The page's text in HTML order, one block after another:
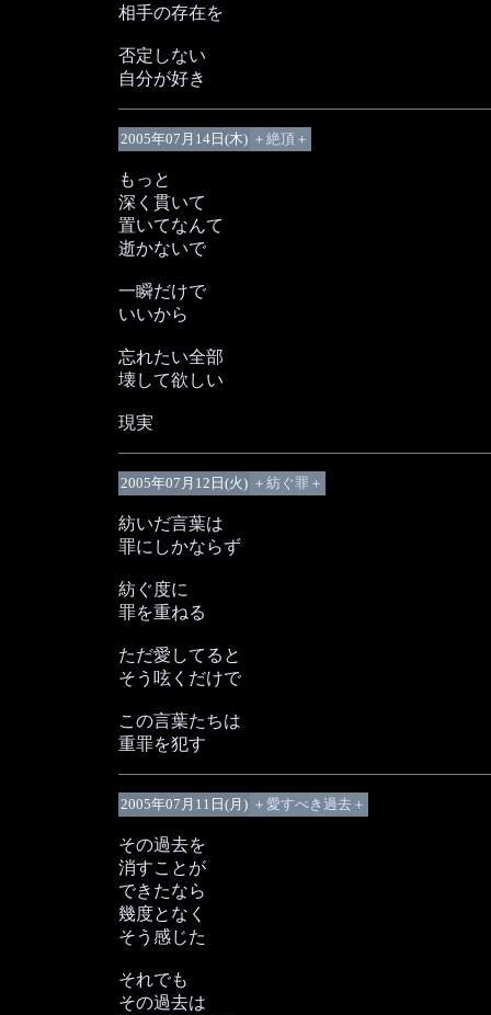
相手の存在を
否定しない
自分が好き
2005年07月14日(木) ＋絶頂＋
もっと
深く貫いて
置いてなんて
逝かないで
一瞬だけで
いいから
忘れたい全部
壊して欲しい
現実
2005年07月12日(火) ＋紡ぐ罪＋
紡いだ言葉は
罪にしかならず
紡ぐ度に
罪を重ねる
ただ愛してると
そう呟くだけで
この言葉たちは
重罪を犯す
2005年07月11日(月) ＋愛すべき過去＋
その過去を
消すことが
できたなら
幾度となく
そう感じた
それでも
その過去は